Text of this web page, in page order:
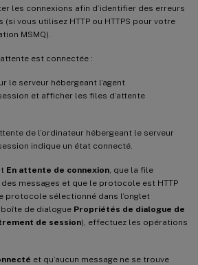
les connexions afin d’identifier des erreurs
vous utilisez HTTP ou HTTPS pour votre
MSMQ).
est connectée :
le serveur hébergeant l’agent
et afficher les files d’attente
de l’ordinateur hébergeant le serveur
indique un état connecté.
En attente de connexion , que la file
messages et que le protocole est HTTP
protocole sélectionné dans l’onglet
de dialogue Propriétés de dialogue de
de session), effectuez les opérations
et qu’aucun message ne se trouve